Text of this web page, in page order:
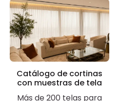
Catálogo de cortinas
con muestras de tela
Más de 200 telas para